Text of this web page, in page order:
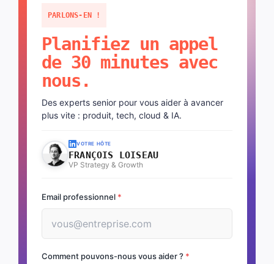
PARLONS-EN !
Planifiez un appel
de 30 minutes avec
nous.
Des experts senior pour vous aider à avancer
plus vite : produit, tech, cloud & IA.
VOTRE HÔTE
FRANÇOIS LOISEAU
VP Strategy & Growth
Email professionnel *
Comment pouvons-nous vous aider ? *